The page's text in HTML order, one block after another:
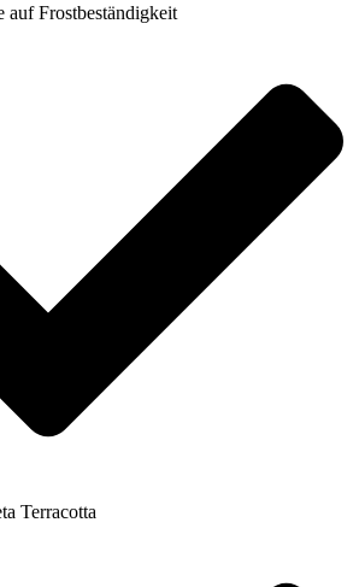
auf Frostbeständigkeit
Terracotta